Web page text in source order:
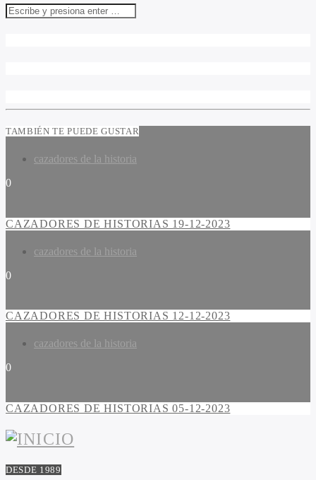
TAMBIÉN TE PUEDE GUSTAR
cazadores de la historia
0
CAZADORES DE HISTORIAS 19-12-2023
cazadores de la historia
0
CAZADORES DE HISTORIAS 12-12-2023
cazadores de la historia
0
CAZADORES DE HISTORIAS 05-12-2023
DESDE 1989